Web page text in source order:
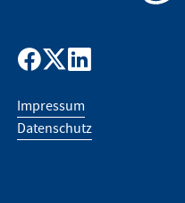
Impressum
Datenschutz